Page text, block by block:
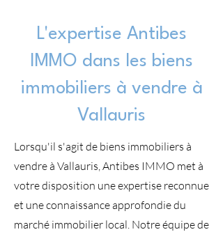
L'expertise Antibes
IMMO dans les biens
immobiliers à vendre à
Vallauris
Lorsqu'il s'agit de biens immobiliers à
vendre à Vallauris, Antibes IMMO met à
votre disposition une expertise reconnue
et une connaissance approfondie du
marché immobilier local. Notre équipe de